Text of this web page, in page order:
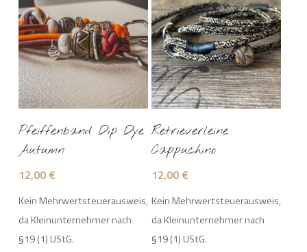
Add To Cart
Pfeiffenband Dip Dye
Autumn
12,00 €
Kein Mehrwertsteuerausweis,
da Kleinunternehmer nach
§19 (1) UStG.
Add To Cart
Retrieverleine
Cappuchino
12,00 €
Kein Mehrwertsteuerausweis,
da Kleinunternehmer nach
§19 (1) UStG.